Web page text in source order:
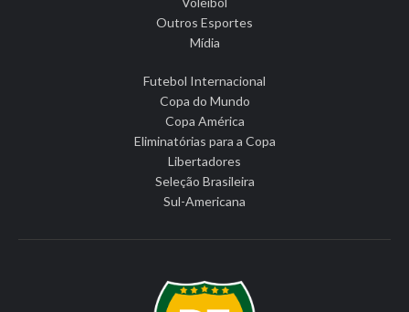
Outros Esportes
Mídia
Futebol Internacional
Copa do Mundo
Copa América
Eliminatórias para a Copa
Libertadores
Seleção Brasileira
Sul-Americana